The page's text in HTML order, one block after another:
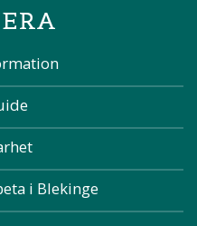
i Blekinge